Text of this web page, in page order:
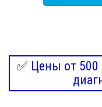
✅ Цены от 500